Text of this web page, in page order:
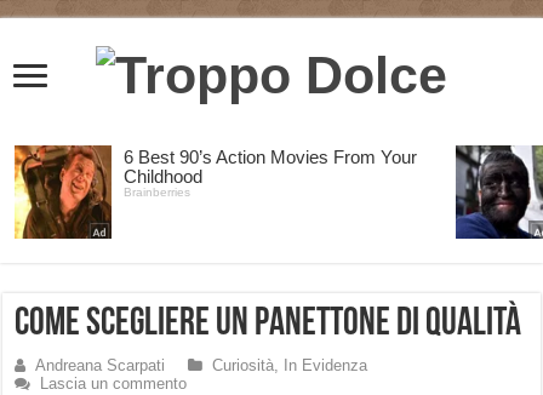
Come scegliere un panettone di qualità
Andreana Scarpati Curiosità,
In Evidenza
Lascia un commento